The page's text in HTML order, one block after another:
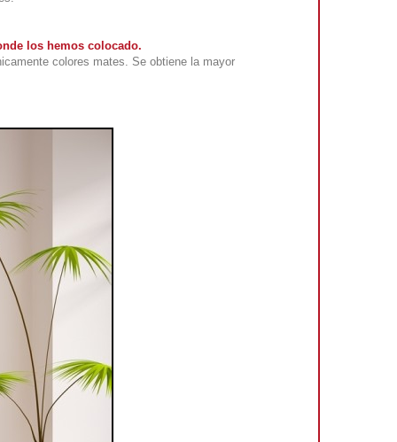
los hemos colocado.
colores mates. Se obtiene la mayor